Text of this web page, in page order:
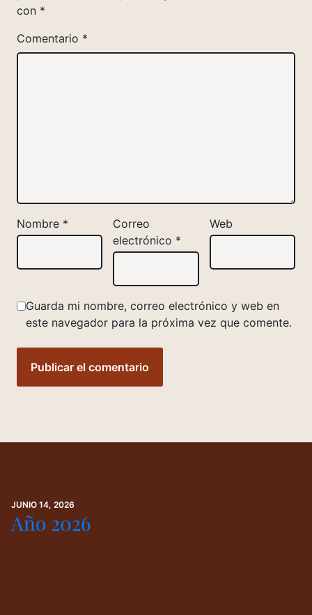
con *
Comentario *
Nombre *
Correo
electrónico *
Web
Guarda mi nombre, correo electrónico y web en
este navegador para la próxima vez que comente.
JUNIO 14, 2026
Año 2026